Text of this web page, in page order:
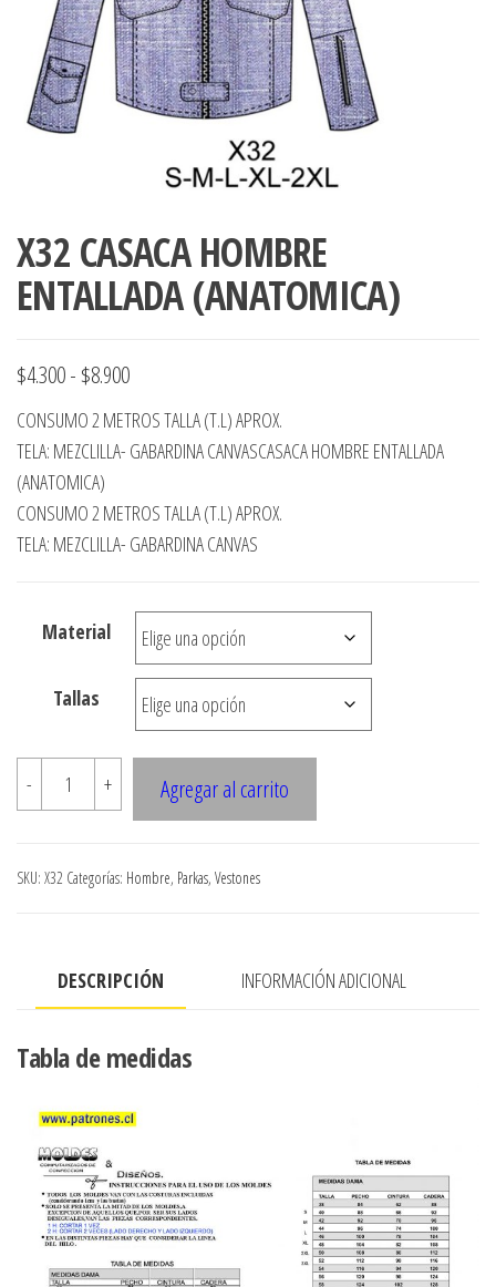
accumark ,
pdf , Moldes
Gerber ,
ropa,
Graduaciones,
Ploteo y
Digitalización
accumark,
Moldes en
Accumark
Chile.
X32 CASACA HOMBRE
ENTALLADA (ANATOMICA)
$4.300- $8.900Rango
de
precios:
$4.300
hasta
CONSUMO 2 METROS TALLA (T.L) APROX.
TELA: MEZCLILLA- GABARDINA CANVASCASACA HOMBRE ENTALLADA
(ANATOMICA)
CONSUMO 2 METROS TALLA (T.L) APROX.
TELA: MEZCLILLA- GABARDINA CANVAS
Material
Tallas
-
X32
CASACA
ENTALLADA
(ANATOMICA)
+ Agregar al carrito
SKU: X32 Categorías: Hombre, Parkas, Vestones
DESCRIPCIÓN INFORMACIÓN ADICIONAL
Tabla de medidas